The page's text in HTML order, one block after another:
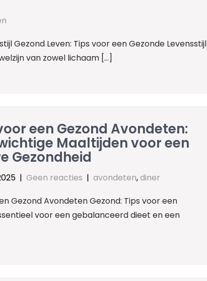
Gezond Leven: Tips voor een Gezonde Levensstijl
van zowel lichaam […]
een Gezond Avondeten:
Maaltijden voor een
Gezondheid
| Geen reacties | avondeten,diner
Gezond Avondeten Gezond: Tips voor een
voor een gebalanceerd dieet en een